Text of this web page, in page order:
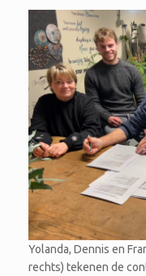
Yolanda, Dennis en
rechts) tekenen de